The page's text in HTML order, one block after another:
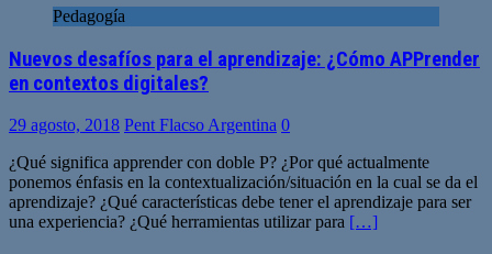
Pedagogía
Nuevos desafíos para el aprendizaje: ¿Cómo APPrender
en contextos digitales?
29 agosto, 2018 Pent Flacso Argentina 0
¿Qué significa apprender con doble P? ¿Por qué actualmente
ponemos énfasis en la contextualización/situación en la cual se da el
aprendizaje? ¿Qué características debe tener el aprendizaje para ser
una experiencia? ¿Qué herramientas utilizar para […]